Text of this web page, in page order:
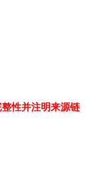
性并注明来源链